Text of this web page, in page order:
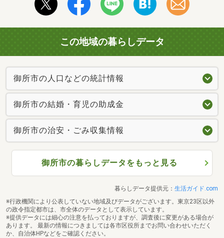
この地域の暮らしデータ
御所市の人口などの統計情報
御所市の結婚・育児の助成金
御所市の治安・ごみ収集情報
御所市の暮らしデータをもっと見る
暮らしデータ提供元： 生活ガイド.com
※行政機関により公表していない地域及びデータがございます。東京23区以外
の政令指定都市は、市全体のデータとして表示しています。
※提供データには細心の注意を払っておりますが、調査後に変更がある場合が
あります。 最新の情報につきましては各市区役所までお問い合わせいただく
か、自治体HPなどをご確認ください。